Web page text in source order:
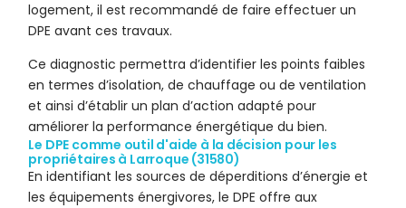
logement, il est recommandé de faire effectuer un
DPE avant ces travaux.
Ce diagnostic permettra d’identifier les points faibles
en termes d’isolation, de chauffage ou de ventilation
et ainsi d’établir un plan d’action adapté pour
améliorer la performance énergétique du bien.
Le DPE comme outil d'aide à la décision pour les
propriétaires à Larroque (31580)
En identifiant les sources de déperditions d’énergie et
les équipements énergivores, le DPE offre aux